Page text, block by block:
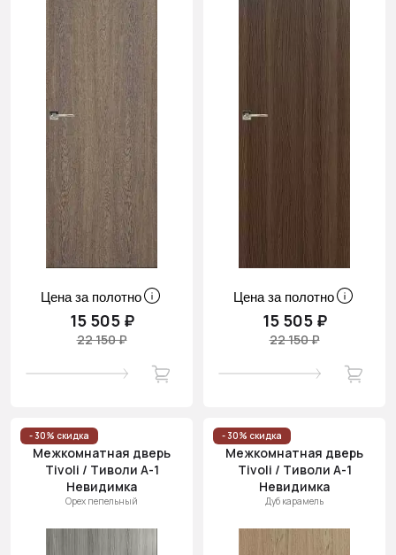
Цена за полотно
15 505 ₽
22 150 ₽
Цена за полотно
15 505 ₽
22 150 ₽
- 30% скидка
Межкомнатная дверь
Tivoli / Тиволи А-1
Невидимка
Орех пепельный
- 30% скидка
Межкомнатная дверь
Tivoli / Тиволи А-1
Невидимка
Дуб карамель